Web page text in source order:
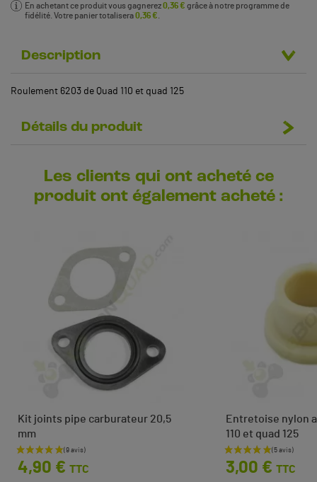
En achetant ce produit vous gagnerez0,36 € grâce à notre programme de
fidélité. Votre panier totalisera0,36 €
Description
Roulement 6203 de Quad 110 et quad 125
Détails du produit
Les clients qui ont acheté ce
produit ont également acheté :
Kit joints pipe carburateur 20,5
mm
Prix
4,90 € TTC
Entretoise nylon
110 et quad 125
Prix
3,00 € TTC